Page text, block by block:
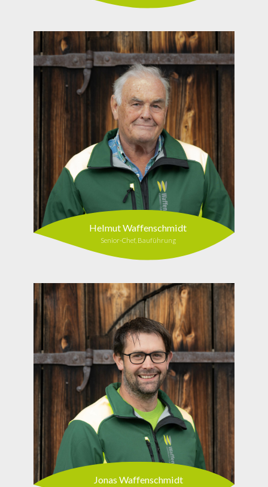
Helmut Waffenschmidt
Senior-Chef, Bauführung
Jonas Waffenschmidt